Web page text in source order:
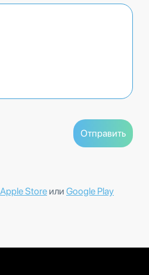
Apple Store или Google Play